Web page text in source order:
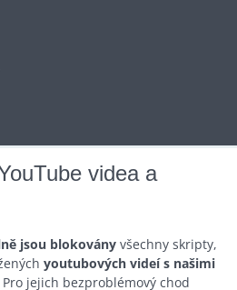
videa a
jsou blokovány všechny skripty,
youtubových videí s našimi
Pro jejich bezproblémový chod